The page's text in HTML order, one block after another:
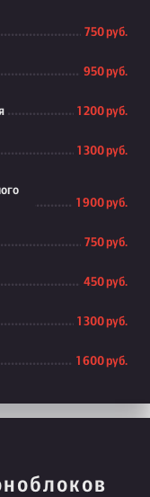
750 руб.
950 руб.
1 200 руб.
1 300 руб.
1 900 руб.
750 руб.
450 руб.
1 300 руб.
1 600 руб.